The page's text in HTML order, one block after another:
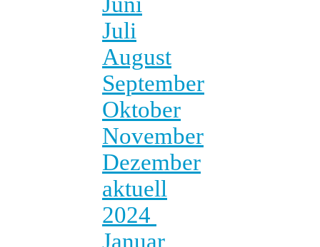
Juli
August
September
Oktober
November
Dezember
aktuell
2024
Januar